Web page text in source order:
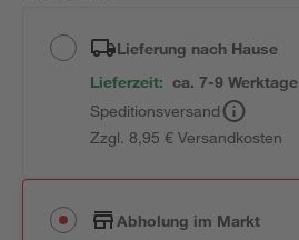
Lieferung nach Hause
Lieferzeit: ca. 7-9 Werktage
Speditionsversand
Zzgl. 8,95 € Versandkosten
Abholung im Markt